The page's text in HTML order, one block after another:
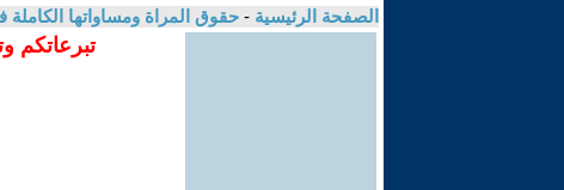
الصفحة الرئيسية - حقوق المراة ومساواتها الكاملة
تبرعاتكم